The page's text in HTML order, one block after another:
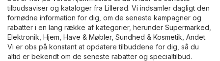
tilbudsaviser og kataloger fra Lillerød. Vi indsamler dagligt den
fornødne information for dig, om de seneste kampagner og
rabatter i en lang række af kategorier, herunder Supermarked
Elektronik Hjem, Have & Møbler, Sundhed & Kosmetik Andet.
Vi er obs på konstant at opdatere tilbuddene for dig, så du
altid er bekendt om de seneste rabatter og specialtilbud.